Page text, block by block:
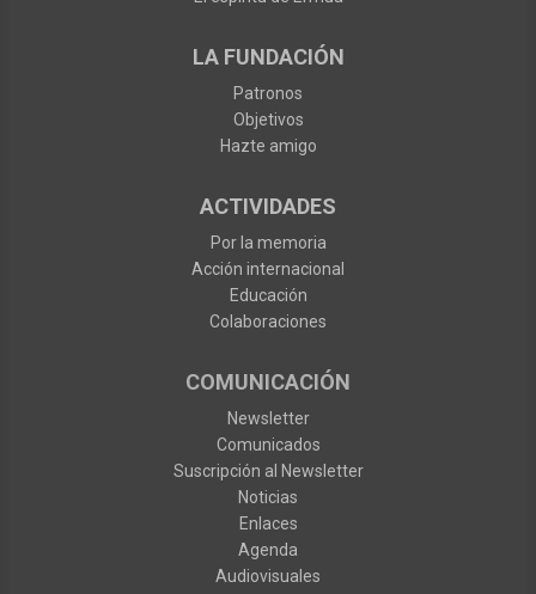
LA FUNDACIÓN
Patronos
Objetivos
Hazte amigo
ACTIVIDADES
Por la memoria
Acción internacional
Educación
Colaboraciones
COMUNICACIÓN
Newsletter
Comunicados
Suscripción al Newsletter
Noticias
Enlaces
Agenda
Audiovisuales